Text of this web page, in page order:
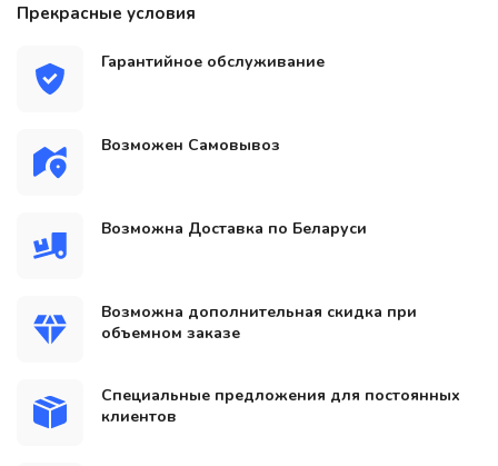
Прекрасные условия
Гарантийное обслуживание
Возможен Самовывоз
Возможна Доставка по Беларуси
Возможна дополнительная скидка при
объемном заказе
Специальные предложения для постоянных
клиентов